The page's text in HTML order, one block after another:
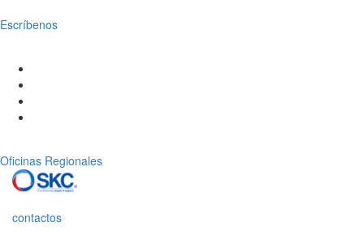
Escríbenos
Oficinas Regionales
contactos